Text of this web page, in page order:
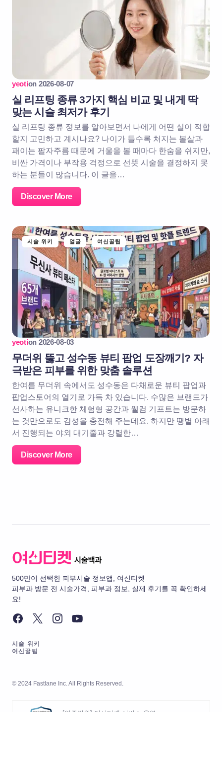
yeotion 2026-08-07
실 리프팅 종류 3가지 핵심 비교 및 내게 딱
맞는 시술 최저가 후기
실 리프팅 종류 정보를 알아보면서 나에게 어떤 실이 적합
할지 고민하고 계시나요? 나이가 들수록 처지는 볼살과
패이는 팔자주름 때문에 거울을 볼 때마다 한숨을 쉬지만,
비싼 가격이나 부작용 걱정으로 선뜻 시술을 결정하지 못
하는 분들이 많습니다. 이 글을…
Discover More
시술 위키 얼굴 여신꿀팁
yeotion 2026-08-03
무더위 뚫고 성수동 뷰티 팝업 도장깨기? 자
극받은 피부를 위한 맞춤 솔루션
한여름 무더위 속에서도 성수동은 다채로운 뷰티 팝업과
팝업스토어의 열기로 가득 차 있습니다. 수많은 브랜드가
선사하는 유니크한 체험형 공간과 웰컴 기프트는 방문하
는 것만으로도 감성을 충전해 주는데요. 하지만 땡볕 아래
서 진행되는 야외 대기줄과 강렬한…
Discover More
500만이 선택한 피부시술 정보앱, 여신티켓
피부과 방문 전 시술가격, 피부과 정보, 실제 후기를 꼭 확인하세
요!
시술 위키
여신꿀팁
© 2024 Fastlane Inc. All Rights Reserved.
[인증범위] 여신티켓 서비스 운영